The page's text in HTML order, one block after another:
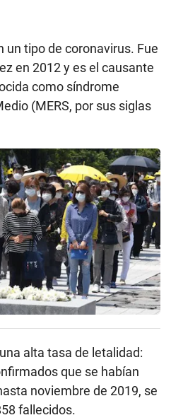
un tipo de coronavirus. Fue
en 2012 y es el causante
como síndrome
(MERS, por sus siglas
alta tasa de letalidad:
que se habían
noviembre de 2019, se
fallecidos.